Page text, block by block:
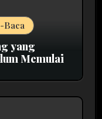
Baca
yang
Memulai